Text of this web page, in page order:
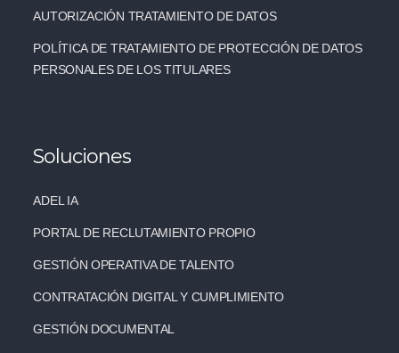
AUTORIZACIÓN TRATAMIENTO DE DATOS
POLÍTICA DE TRATAMIENTO DE PROTECCIÓN DE DATOS
PERSONALES DE LOS TITULARES
Soluciones
ADEL IA
PORTAL DE RECLUTAMIENTO PROPIO
GESTIÓN OPERATIVA DE TALENTO
CONTRATACIÓN DIGITAL Y CUMPLIMIENTO
GESTIÓN DOCUMENTAL